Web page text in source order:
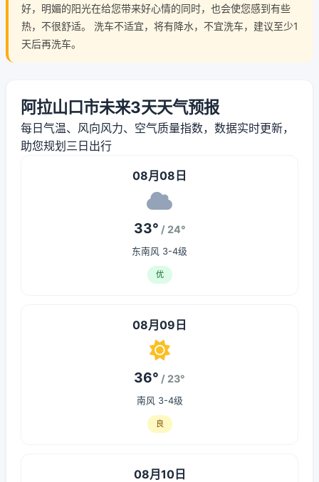
好，明媚的阳光在给您带来好心情的同时，也会使您感到有些
热，不很舒适。 洗车不适宜，将有降水，不宜洗车，建议至少1
天后再洗车。
阿拉山口市未来3天天气预报
每日气温、风向风力、空气质量指数，数据实时更新，
助您规划三日出行
08月08日
33° / 24°
东南风 3-4级
优
08月09日
36° / 23°
南风 3-4级
良
08月10日